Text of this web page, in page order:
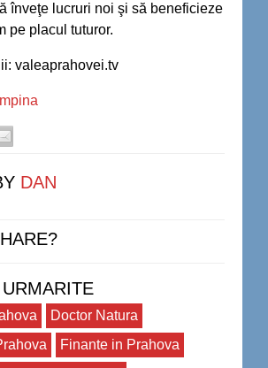
înveţe lucruri noi şi să beneficieze
pe placul tuturor.
valeaprahovei.tv
DAN
Doctor Natura
Finante in Prahova